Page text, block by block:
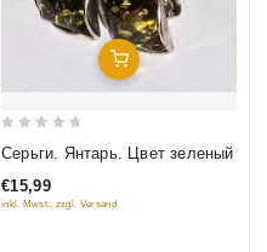
Добавить В Корзину
out
of
Серьги. Янтарь. Цвет зеленый
€15,99
inkl. Mwst., zzgl. Versand